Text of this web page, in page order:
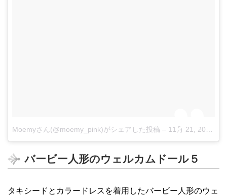
Moemyさん(@moemy_pink)がシェアした投稿 – 11月 21, 2017 at 9:58午後 PST
バービー人形のウェルカムドール５
タキシードとカラードレスを着用したバービー人形のウェ